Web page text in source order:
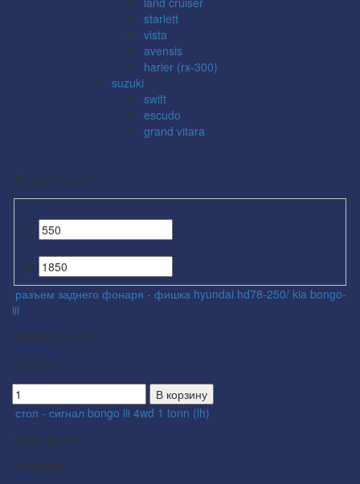
starlett
vista
avensis
harier (rx-300)
suzuki
swift
escudo
grand vitara
Фильтр по цене
От
До
разъем заднего фонаря - фишка hyundai hd78-250/ kia bongo-
iii
8895906114AS
550.00 ₽
В корзину
стоп - сигнал bongo iii 4wd 1 tonn (lh)
924014E100
1850.00 ₽